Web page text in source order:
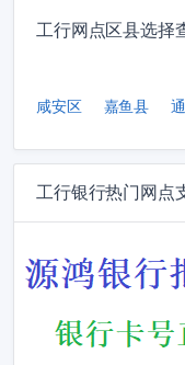
工行网点区县选择
咸安区 嘉鱼县
工行银行热门网点